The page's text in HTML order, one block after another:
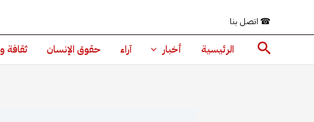
المحتوى
☎ اتصل بنا
البحث الرئيسية أخبار آراء حقوق الإنسان ثقافة